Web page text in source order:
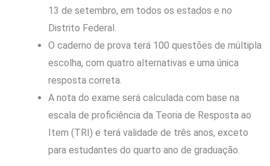
13 de setembro, em todos os estados e no
Distrito Federal.
O caderno de prova terá 100 questões de múltipla
escolha, com quatro alternativas e uma única
resposta correta.
A nota do exame será calculada com base na
escala de proficiência da Teoria de Resposta ao
Item (TRI) e terá validade de três anos, exceto
para estudantes do quarto ano de graduação.